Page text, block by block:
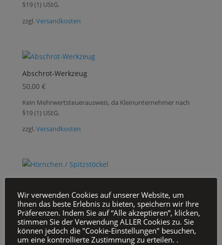
§19 (1) UStG.
zzgl.Versandkosten
Abschrot-Werkzeug
50,00 €
Kein Mehrwertsteuerausweis, da Kleinunternehmer nach
§19 (1) UStG.
zzgl.Versandkosten
50,00€
Kein Mehrwertsteuerausweis, da Kleinunternehmer nach
§19 (1) UStG.
zzgl.Versandkosten
Wir verwenden Cookies auf unserer Website, um
Ihnen das beste Erlebnis zu bieten, speichern wir Ihre
Präferenzen. Indem Sie auf “Alle akzeptieren”, klicken,
stimmen Sie der Verwendung ALLER Cookies zu. Sie
können jedoch die "Cookie-Einstellungen" besuchen,
um eine kontrollierte Zustimmung zu erteilen. .